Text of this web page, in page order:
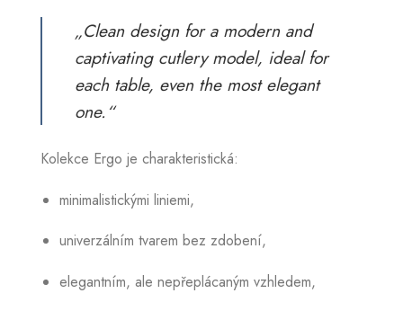
„Clean design for a modern and
captivating cutlery model, ideal for
each table, even the most elegant
one.“
Kolekce Ergo je charakteristická:
minimalistickými liniemi,
univerzálním tvarem bez zdobení,
elegantním, ale nepřeplácaným vzhledem,